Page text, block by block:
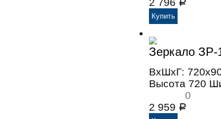
Р
Зеркало ЗР-
ВхШхГ:
Высота 720
0
2 959 Р